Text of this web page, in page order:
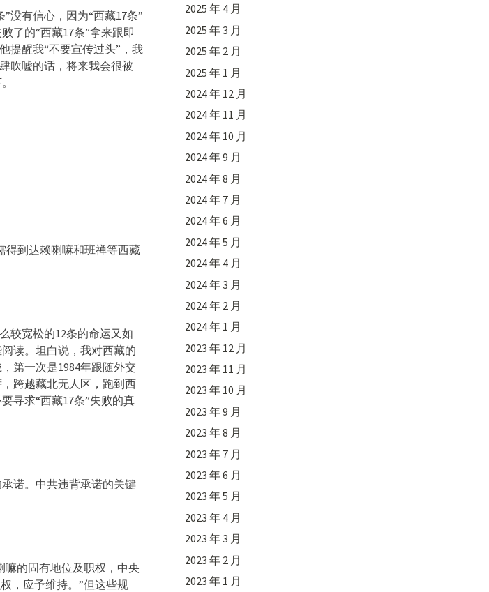
没有信心，因为“西藏17条”
了的“西藏17条”拿来跟即
提醒我“不要宣传过头”，我
吹嘘的话，将来我会很被
得到达赖喇嘛和班禅等西藏
较宽松的12条的命运又如
读。坦白说，我对西藏的
第一次是1984年跟随外交
跨越藏北无人区，跑到西
寻求“西藏17条”失败的真
诺。中共违背承诺的关键
嘛的固有地位及职权，中央
，应予维持。”但这些规
2025 年 4 月
2025 年 3 月
2025 年 2 月
2025 年 1 月
2024 年 12 月
2024 年 11 月
2024 年 10 月
2024 年 9 月
2024 年 8 月
2024 年 7 月
2024 年 6 月
2024 年 5 月
2024 年 4 月
2024 年 3 月
2024 年 2 月
2024 年 1 月
2023 年 12 月
2023 年 11 月
2023 年 10 月
2023 年 9 月
2023 年 8 月
2023 年 7 月
2023 年 6 月
2023 年 5 月
2023 年 4 月
2023 年 3 月
2023 年 2 月
2023 年 1 月